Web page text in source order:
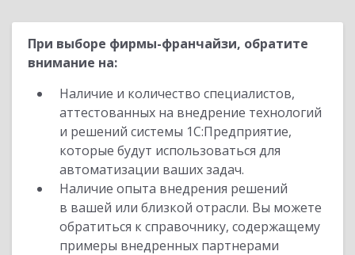
При выборе фирмы-франчайзи, обратите
внимание на:
Наличие и количество специалистов,
аттестованных на внедрение технологий
и решений системы 1С:Предприятие,
которые будут использоваться для
автоматизации ваших задач.
Наличие опыта внедрения решений
в вашей или близкой отрасли. Вы можете
обратиться к справочнику, содержащему
примеры внедренных партнерами